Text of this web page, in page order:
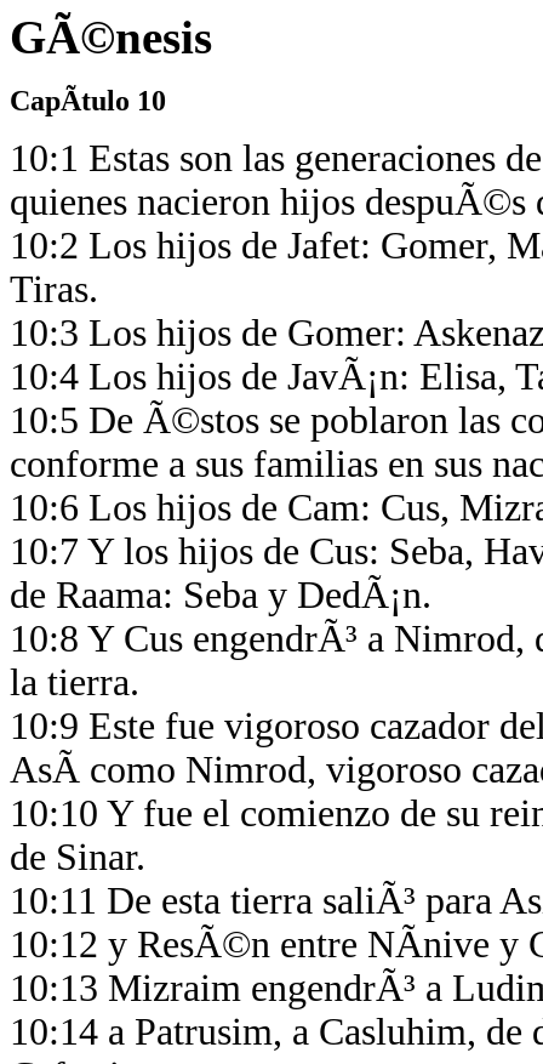
GÃ©nesis
CapÃ­tulo 10
10:1 Estas son las generaciones
quienes nacieron hijos
10:2 Los hijos de Jafet: Gomer,
Tiras.
10:3 Los hijos de Gomer:
10:4 Los hijos de JavÃ¡n: Elisa,
10:5 De Ã©stos se poblaron las
conforme a sus familias en sus
10:6 Los hijos de Cam: Cus,
10:7 Y los hijos de Cus: Seba,
de Raama: Seba y DedÃ¡n.
10:8 Y Cus engendrÃ³ a
la tierra.
10:9 Este fue vigoroso cazador
AsÃ­ como Nimrod, vigoroso
10:10 Y fue el comienzo de su
de Sinar.
10:11 De esta tierra saliÃ³ para
10:12 y ResÃ©n entre NÃ­nive y
10:13 Mizraim engendrÃ³ a
10:14 a Patrusim, a Casluhim,